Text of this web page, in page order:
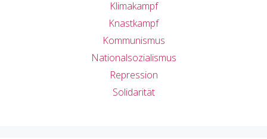
Klimakampf
Knastkampf
Kommunismus
Nationalsozialismus
Repression
Solidarität